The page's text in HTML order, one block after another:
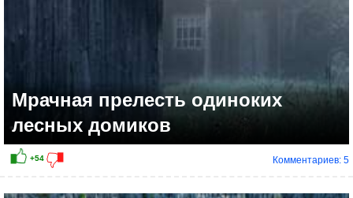
Мрачная прелесть одиноких
лесных домиков
Комментариев: 5